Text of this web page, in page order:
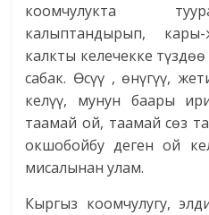
коомчулукта
калыптандырып,
калкты келечекке
сабак. Өсүү , өнүгүү,
келүү, мунун баары
таамай ой, таамай сөз
окшобойбу деген ой
мисалынан улам.
Кыргыз коомчулугу,